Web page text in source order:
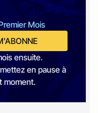
Mois
ensuite.
en pause à
moment.